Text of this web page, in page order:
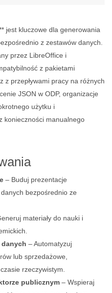
jest kluczowe dla generowania
z zestawów danych.
przez LibreOffice i
z pakietami
z przepływami pracy na różnych
JSON w ODP, organizacje
użytku i
konieczności manualnego
– Buduj prezentacje
bezpośrednio ze
materiały do nauki i
danych – Automatyzuj
lub sprzedażowe,
rzeczywistym.
publicznym – Wspieraj